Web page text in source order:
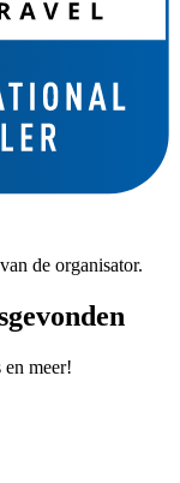
de organisator.
meer!